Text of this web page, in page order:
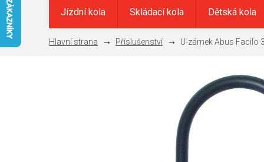
Jízdní kola Skládací kola Dětská kola
Příslušenství U-zámek Abus Facilo